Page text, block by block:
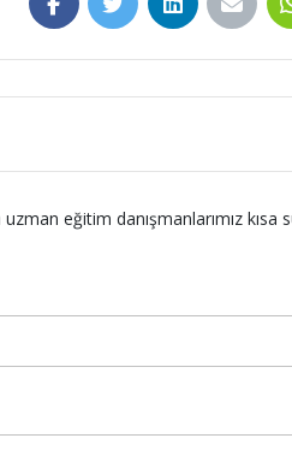
eğitim danışmanlarımız kısa